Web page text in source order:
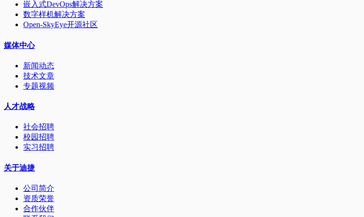
嵌入式DevOps解决方案
数字样机解决方案
Open-SkyEye开源社区
媒体中心
新闻动态
技术文章
专题视频
人才战略
社会招聘
校园招聘
实习招聘
关于迪捷
公司简介
资质荣誉
合作伙伴